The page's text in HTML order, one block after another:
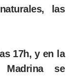
las
17h, y en la
se